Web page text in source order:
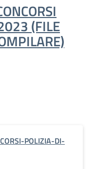
(FILE
POLIZIA-DI-